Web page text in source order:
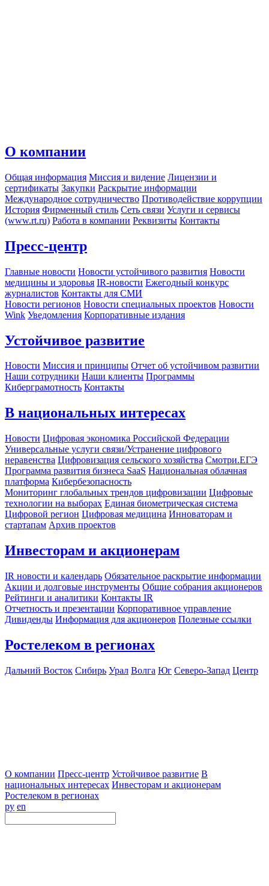
О компании
Общая информация Миссия и видение Лицензии и
сертификаты Закупки Раскрытие информации
Международное сотрудничество Противодействие коррупции
История Фирменный стиль Сеть связи Услуги и сервисы
(www.rt.ru) Работа в компании Реквизиты Контакты
Пресс-центр
Главные новости Новости устойчивого развития Новости
медицины и здоровья IR-новости Ежегодный конкурс
журналистов Контакты для СМИ
Новости регионов Новости специальных проектов Новости
Wink Уведомления Корпоративные издания
Устойчивое развитие
Новости Миссия и принципы Отчет об устойчивом развитии
Наши сотрудники Наши клиенты Программы
Киберграмотность Контакты
В национальных интересах
Новости Цифровая экономика Российской Федерации
Универсальные услуги связи/Устранение цифрового
неравенства Цифровизация сельского хозяйства Смотри.ЕГЭ
Программа развития бизнеса SaaS Национальная облачная
платформа Кибербезопасность
Мониторинг глобальных трендов цифровизации Цифровые
технологии на выборах Единая биометрическая система
Цифровой регион Цифровая медицина Инноваторам и
стартапам Архив проектов
Инвесторам и акционерам
IR новости и календарь Обязательное раскрытие информации
Акции и долговые инструменты Общие собрания акционеров
Рейтинги и аналитики Контакты IR
Отчетность и презентации Корпоративное управление
Дивиденды Информация для акционеров Полезные ссылки
Ростелеком в регионах
Дальний Восток Сибирь Урал Волга Юг Северо-Запад Центр
О компании Пресс-центр Устойчивое развитие В
национальных интересах Инвесторам и акционерам
Ростелеком в регионах
ру en